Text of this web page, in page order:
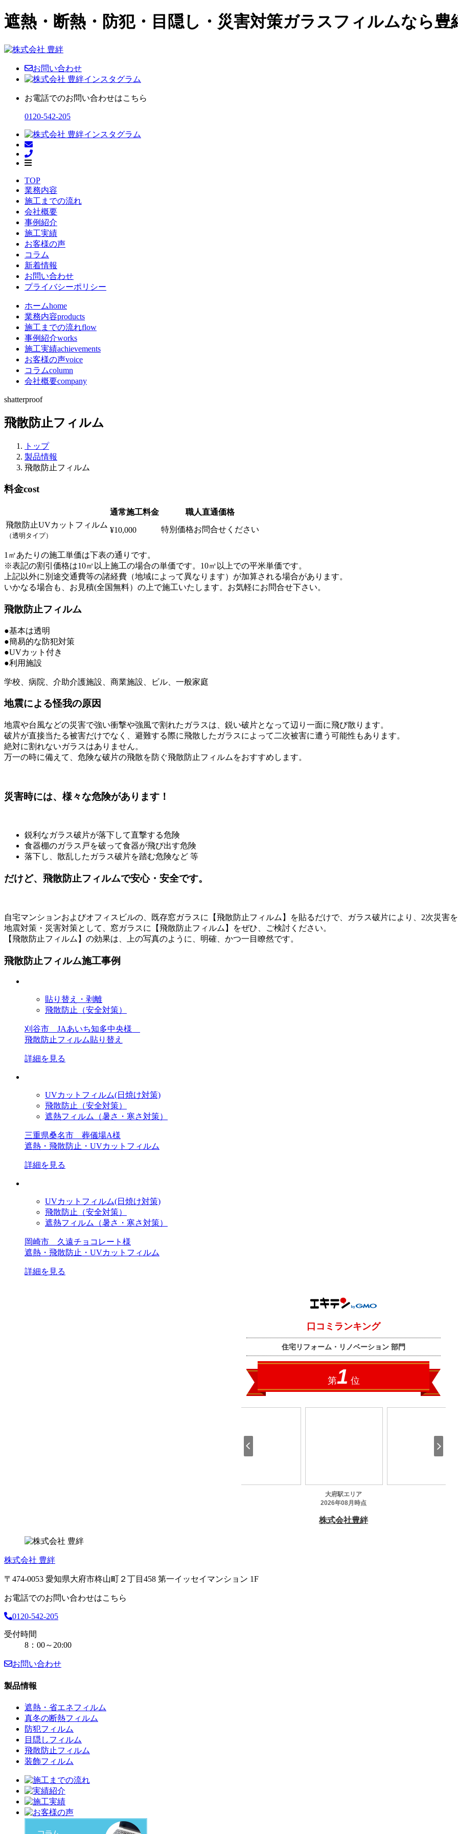
遮熱・断熱・防犯・目隠し・災害対策ガラスフィルムなら
お問い合わせ
お電話でのお問い合わせはこちら
0120-542-205
TOP
業務内容
施工までの流れ
会社概要
事例紹介
施工実績
お客様の声
コラム
新着情報
お問い合わせ
プライバシーポリシー
ホームhome
業務内容products
施工までの流れflow
事例紹介works
施工実績achievements
お客様の声voice
コラムcolumn
会社概要company
shatterproof
飛散防止フィルム
トップ
製品情報
飛散防止フィルム
料金cost
通常施工料金
職人直通価格
飛散防止UVカットフィルム
（透明タイプ）
¥10,000 特別価格お問合せください
1㎡あたりの施工単価は下表の通りです。
※表記の割引価格は10㎡以上施工の場合の単価です。10㎡以上での平米単価です。
上記以外に別途交通費等の諸経費（地域によって異なります）が加算される場合があります。
いかなる場合も、お見積(全国無料）の上で施工いたします。お気軽にお問合せ下さい。
飛散防止フィルム
●基本は透明
●簡易的な防犯対策
●UVカット付き
●利用施設
学校、病院、介助介護施設、商業施設、ビル、一般家庭
地震による怪我の原因
地震や台風などの災害で強い衝撃や強風で割れたガラスは、鋭い破片となって辺り一面に飛び散ります。
破片が直接当たる被害だけでなく、避難する際に飛散したガラスによって二次被害に遭う可能性もあります。
絶対に割れないガラスはありません。
万一の時に備えて、危険な破片の飛散を防ぐ飛散防止フィルムをおすすめします。
災害時には、様々な危険があります！
鋭利なガラス破片が落下して直撃する危険
食器棚のガラス戸を破って食器が飛び出す危険
落下し、散乱したガラス破片を踏む危険など 等
だけど、飛散防止フィルムで安心・安全です。
自宅マンションおよびオフィスビルの、既存窓ガラスに【飛散防止フィルム】を貼るだけで、ガラス破片により、2次災害を
地震対策・災害対策として、窓ガラスに【飛散防止フィルム】をぜひ、ご検討ください。
【飛散防止フィルム】の効果は、上の写真のように、明確、かつ一目瞭然です。
飛散防止フィルム施工事例
貼り替え・剥離
飛散防止（安全対策）
刈谷市 JAあいち知多中央様
飛散防止フィルム貼り替え
詳細を見る
UVカットフィルム(日焼け対策)
飛散防止（安全対策）
遮熱フィルム（暑さ・寒さ対策）
三重県桑名市 葬儀場A様
遮熱・飛散防止・UVカットフィルム
詳細を見る
UVカットフィルム(日焼け対策)
飛散防止（安全対策）
遮熱フィルム（暑さ・寒さ対策）
岡崎市 久遠チョコレート様
遮熱・飛散防止・UVカットフィルム
詳細を見る
株式会社 豊絆
〒474-0053 愛知県大府市柊山町２丁目458 第一イッセイマンション 1F
お電話でのお問い合わせはこちら
0120-542-205
受付時間
8：00～20:00
お問い合わせ
製品情報
遮熱・省エネフィルム
真冬の断熱フィルム
防犯フィルム
目隠しフィルム
飛散防止フィルム
装飾フィルム